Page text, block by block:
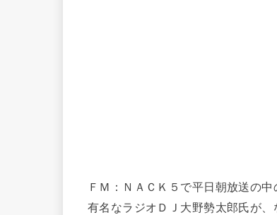
ＦＭ：ＮＡＣＫ５で平日朝放送の
有名なラジオＤＪ大野勢太郎氏が